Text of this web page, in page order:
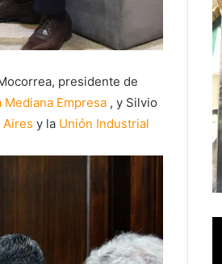
presidente de
Empresa , y Silvio
Aires y la Unión Industrial